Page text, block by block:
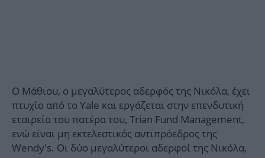
Ο Μάθιου, ο μεγαλύτερος αδερφός της Νικόλα, έχει
πτυχίο από το Yale και εργάζεται στην επενδυτική
εταιρεία του πατέρα του, Trian Fund Management,
ενώ είναι μη εκτελεστικός αντιπρόεδρος της
Wendy’s. Οι δύο μεγαλύτεροι αδερφοί της Νικόλα,